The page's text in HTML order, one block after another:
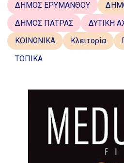
ΔΗΜΟΣ ΕΡΥΜΑΝΘΟΥ
ΔΗΜΟΣ ΠΑΤΡΑΣ
ΔΥΤΙΚΗ
ΚΟΙΝΩΝΙΚΑ
Κλειτορία
ΤΟΠΙΚΑ